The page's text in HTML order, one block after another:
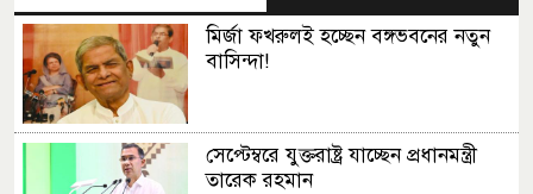
মির্জা ফখরুলই হচ্ছেন বঙ্গভবনের নতুন
বাসিন্দা!
সেপ্টেম্বরে যুক্তরাষ্ট্র যাচ্ছেন প্রধানমন্ত্রী
তারেক রহমান